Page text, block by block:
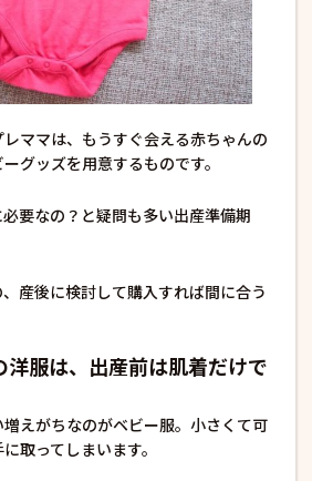
ママは、もうすぐ会える赤ちゃんの
グッズを用意するものです。
要なの？と疑問も多い出産準備期
産後に検討して購入すれば間に合う
洋服は、出産前は肌着だけで
えがちなのがベビー服。小さくて可
取ってしまいます。